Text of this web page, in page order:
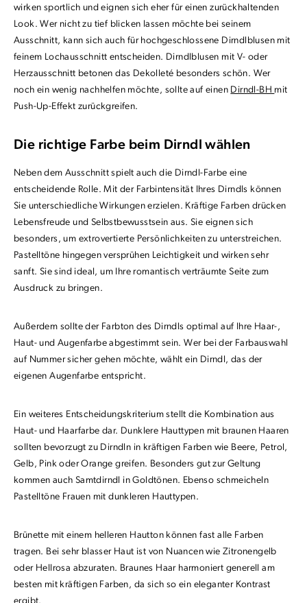
wirken sportlich und eignen sich eher für einen zurückhaltenden
Look. Wer nicht zu tief blicken lassen möchte bei seinem
Ausschnitt, kann sich auch für hochgeschlossene Dirndlblusen mit
feinem Lochausschnitt entscheiden. Dirndlblusen mit V- oder
Herzausschnitt betonen das Dekolleté besonders schön. Wer
noch ein wenig nachhelfen möchte, sollte auf einen Dirndl-BH mit
Push-Up-Effekt zurückgreifen.
Die richtige Farbe beim Dirndl wählen
Neben dem Ausschnitt spielt auch die Dirndl-Farbe eine
entscheidende Rolle. Mit der Farbintensität Ihres Dirndls können
Sie unterschiedliche Wirkungen erzielen. Kräftige Farben drücken
Lebensfreude und Selbstbewusstsein aus. Sie eignen sich
besonders, um extrovertierte Persönlichkeiten zu unterstreichen.
Pastelltöne hingegen versprühen Leichtigkeit und wirken sehr
sanft. Sie sind ideal, um Ihre romantisch verträumte Seite zum
Ausdruck zu bringen.
Außerdem sollte der Farbton des Dirndls optimal auf Ihre Haar-,
Haut- und Augenfarbe abgestimmt sein. Wer bei der Farbauswahl
auf Nummer sicher gehen möchte, wählt ein Dirndl, das der
eigenen Augenfarbe entspricht.
Ein weiteres Entscheidungskriterium stellt die Kombination aus
Haut- und Haarfarbe dar. Dunklere Hauttypen mit braunen Haaren
sollten bevorzugt zu Dirndln in kräftigen Farben wie Beere, Petrol,
Gelb, Pink oder Orange greifen. Besonders gut zur Geltung
kommen auch Samtdirndl in Goldtönen. Ebenso schmeicheln
Pastelltöne Frauen mit dunkleren Hauttypen.
Brünette mit einem helleren Hautton können fast alle Farben
tragen. Bei sehr blasser Haut ist von Nuancen wie Zitronengelb
oder Hellrosa abzuraten. Braunes Haar harmoniert generell am
besten mit kräftigen Farben, da sich so ein eleganter Kontrast